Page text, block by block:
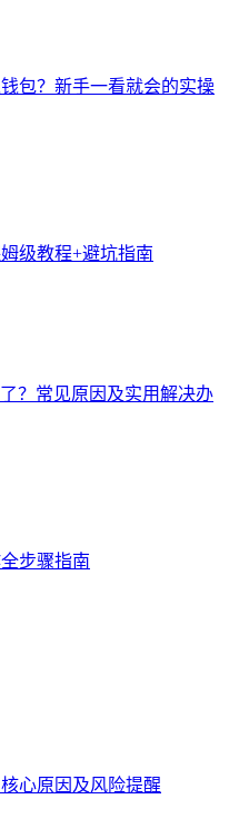
包？新手一看就会的实操
级教程+避坑指南
？常见原因及实用解决办
步骤指南
心原因及风险提醒